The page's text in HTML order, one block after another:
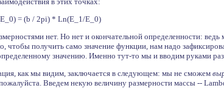
= (b / 2pi) * Ln(E_1/E_0)
нет. Но нет и окончательной определенности:
чтобы получить само значение функции, нам надо
значению. Именно тут-то мы и вводим руками
как мы видим, заключается в следующем: мы не сможем
Введем некую величину размерности массы --